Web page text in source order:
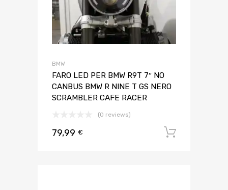
BMW
FARO LED PER BMW R9T 7″ NO
CANBUS BMW R NINE T GS NERO
SCRAMBLER CAFE RACER
(0 reviews)
79,99 €